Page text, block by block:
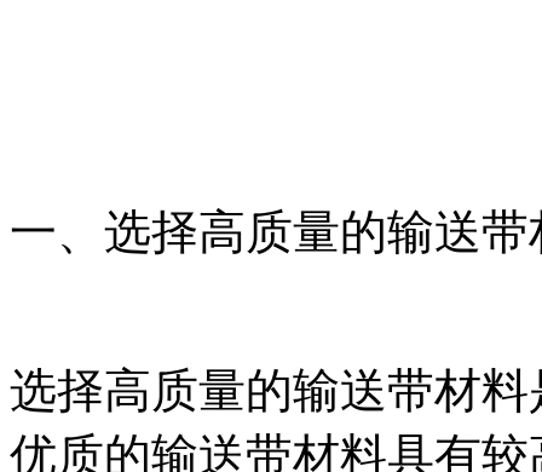
一、选择高质量的输送带
选择高质量的输送带材
优质的输送带材料具有